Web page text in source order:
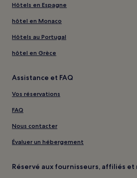
Hôtels en Espagne
hôtel en Monaco
Hôtels au Portugal
hôtel en Grèce
Assistance et FAQ
Vos réservations
FAQ
Nous contacter
Évaluer un hébergement
Réservé aux fournisseurs, affiliés et